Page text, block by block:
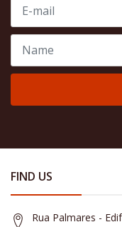
FIND US
Rua Palmares -